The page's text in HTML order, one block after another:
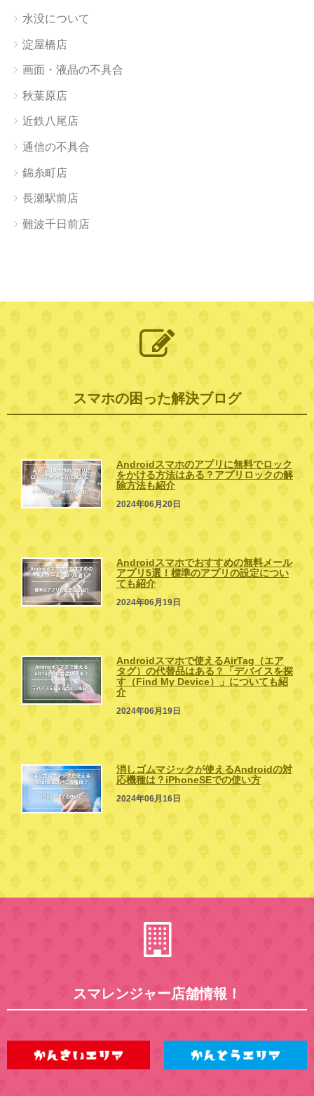
水没について
淀屋橋店
画面・液晶の不具合
秋葉原店
近鉄八尾店
通信の不具合
錦糸町店
長瀬駅前店
難波千日前店
スマホの困った解決ブログ
Androidスマホのアプリに無料でロック
をかける方法はある？アプリロックの解
除方法も紹介
2024年06月20日
Androidスマホでおすすめの無料メール
アプリ5選！標準のアプリの設定につい
ても紹介
2024年06月19日
Androidスマホで使えるAirTag（エア
タグ）の代替品はある？「デバイスを探
す（Find My Device）」についても紹
介
2024年06月19日
消しゴムマジックが使えるAndroidの対
応機種は？iPhoneSEでの使い方
2024年06月16日
スマレンジャー店舗情報！